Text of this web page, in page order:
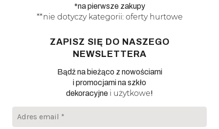
*na pierwsze zakupy
**nie dotyczy kategorii: oferty hurtowe
ZAPISZ SIĘ DO NASZEGO
NEWSLETTERA
Bądź na bieżąco z nowościami
i promocjami na szkło
dekoracyjne i użytkowe!